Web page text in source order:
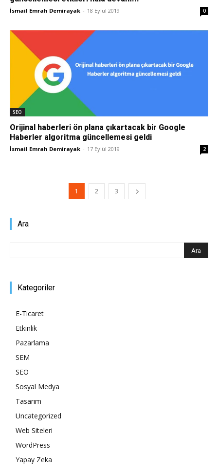
İsmail Emrah Demirayak - 18 Eylül 2019 0
SEO
Orijinal haberleri ön plana çıkartacak bir Google
Haberler algoritma güncellemesi geldi
İsmail Emrah Demirayak - 17 Eylül 2019 2
1 2 3
Ara
Kategoriler
E-Ticaret
Etkinlik
Pazarlama
SEM
SEO
Sosyal Medya
Tasarım
Uncategorized
Web Siteleri
WordPress
Yapay Zeka